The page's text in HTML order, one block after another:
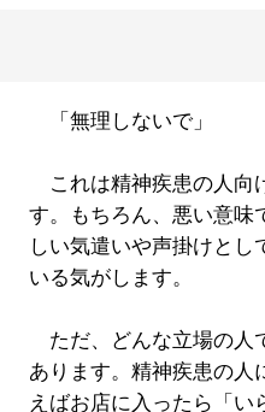
「無理しないで」
これは精神疾患の人向
す。もちろん、悪い意味
しい気遣いや声掛けとし
いる気がします。
ただ、どんな立場の人
あります。精神疾患の人
えばお店に入ったら「い